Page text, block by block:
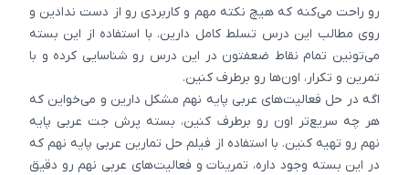
رو راحت می‌کنه که هیچ نکته مهم و کاربردی رو از دست ندادین و
روی مطالب این درس تسلط کامل دارین. با استفاده از این بسته
می‌تونین تمام نقاط ضعفتون در این درس رو شناسایی کرده و با
تمرین و تکرار، اون‌ها رو برطرف کنین.
اگه در حل فعالیت‌های عربی پایه نهم مشکل دارین و می‌خواین که
هر چه سریع‌تر اون رو برطرف کنین، بسته پرش جت عربی پایه
نهم رو تهیه کنین. با استفاده از فیلم حل تمارین عربی پایه نهم که
در این بسته وجود داره، تمرینات و فعالیت‌های عربی نهم رو دقیق